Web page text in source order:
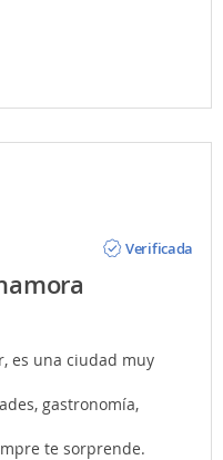
Verificada
es una ciudad muy
gastronomía,
te sorprende.